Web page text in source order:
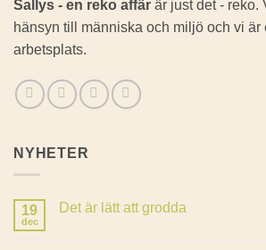
Sallys - en reko affär är just det - reko.
hänsyn till människa och miljö och vi är
arbetsplats.
NYHETER
19
dec
Det är lätt att grodda